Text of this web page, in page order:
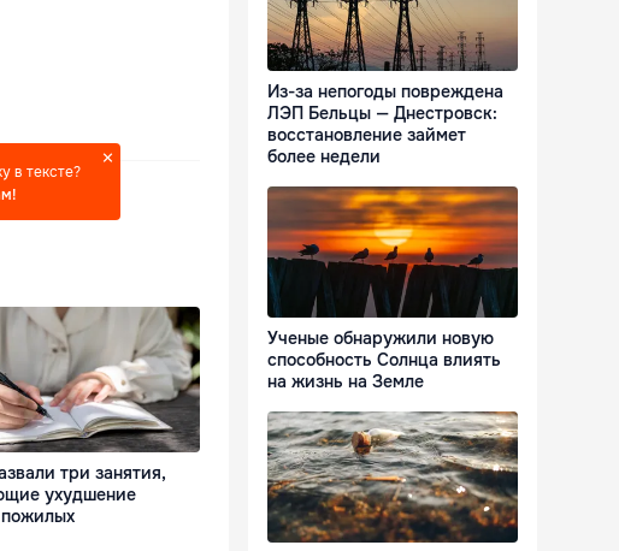
в тексте?
три занятия,
ухудшение
Из-за непогоды повреждена
ЛЭП Бельцы — Днестровск:
восстановление займет
более недели
Ученые обнаружили новую
способность Солнца влиять
на жизнь на Земле